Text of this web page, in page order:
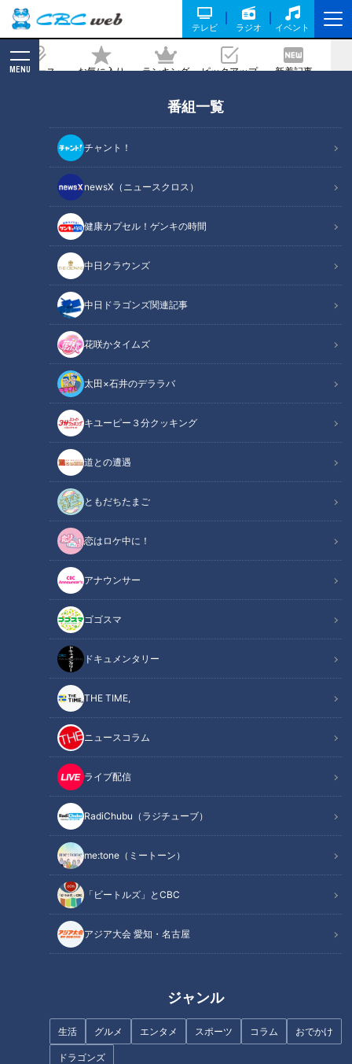
テレビ ラジオ イベント
ニュース お気に入り ランキング ピックアップ 新着記事
MENU
番組一覧
チャント！
newsX（ニュースクロス）
健康カプセル！ゲンキの時間
中日クラウンズ
中日ドラゴンズ関連記事
花咲かタイムズ
太田×石井のデララバ
キユーピー３分クッキング
道との遭遇
ともだちたまご
恋はロケ中に！
アナウンサー
ゴゴスマ
ドキュメンタリー
THE TIME,
ニュースコラム
ライブ配信
RadiChubu（ラジチューブ）
me:tone（ミートーン）
「ビートルズ」とCBC
アジア大会 愛知・名古屋
ジャンル
生活 グルメ エンタメ スポーツ コラム おでかけ
ドラゴンズ
生が…」｜おはよう！うんこ先生
記事に戻る
第21話「クリスマスに向けて、うんこ先生が…」｜おはよう！うんこ先
この記事の画像
この記事を見たあなたへのおすすめ
第5話「夏休みの宿題がまだ終
わっていない！」｜おはよう！
うんこ先生
第28話「うんこ先生は誰のうん
こ？」｜おはよう！うんこ先生
第26話「うんこ先生の声優さん
第27話「うんこ先生の中身